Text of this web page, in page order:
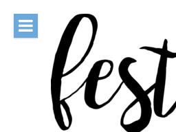
contenido